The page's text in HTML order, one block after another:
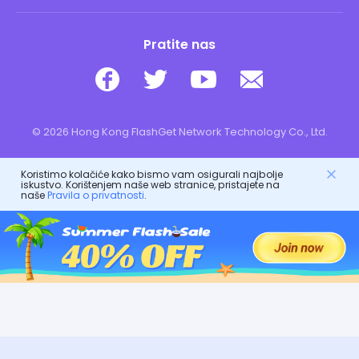
Pratite nas
© 2026 Hong Kong FlashGet Network Technology Co., Ltd.
Koristimo kolačiće kako bismo vam osigurali najbolje
iskustvo. Korištenjem naše web stranice, pristajete na
našePravila o privatnosti.